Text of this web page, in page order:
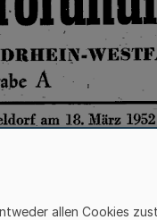
allen Cookies